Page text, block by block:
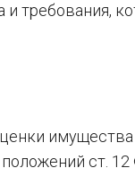
требования,
ст.